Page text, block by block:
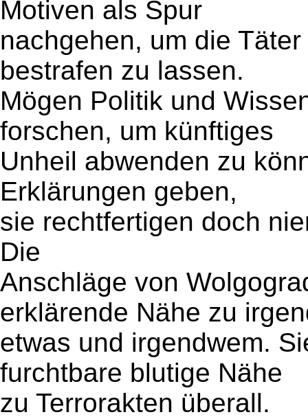
Motiven als Spur
nachgehen, um die
bestrafen zu lassen.
Mögen Politik und
forschen, um künftiges
Unheil abwenden zu
Erklärungen geben,
sie rechtfertigen doch
Die
Anschläge von
erklärende Nähe zu
etwas und irgendwem.
furchtbare blutige Nähe
zu Terrorakten überall.